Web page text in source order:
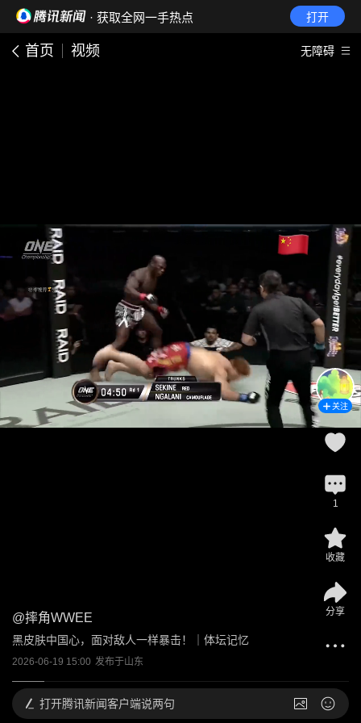
· 获取全网一手热点 打开
首页 视频 无障碍
@摔角WWEE
黑皮肤中国心，面对敌人一样暴击！｜体坛记忆
2026-06-19 15:00 发布于山东
关注
1
收藏
分享
打开腾讯新闻客户端说两句